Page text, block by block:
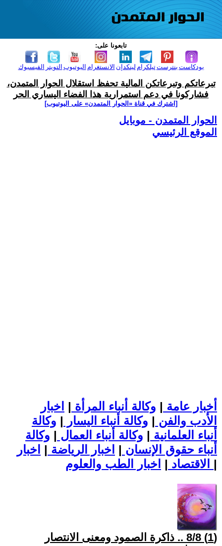
تابعونا على:
الفيسبوك التويتر اليوتيوب الانستغرام لينكدإن تيلكرامبنترست بودكاست
تبرعاتكم وتبرعاتكن المالية تحفظ استقلال الحوار المتمدن،
فشاركونا في دعم استمرارية هذا الفضاء اليساري الحر
[اشترك في قناة ‫«الحوار المتمدن» على اليوتيوب]
الحوار المتمدن - موبايل
الموقع الرئيسي
أخبار عامة | وكالة أنباء المرأة | اخبار
الأدب والفن | وكالة أنباء اليسار | وكالة
أنباء العلمانية | وكالة أنباء العمال | وكالة
أنباء حقوق الإنسان | اخبار الرياضة | اخبار
الاقتصاد | |
(1) 8/8 .. ذاكرة الصمود ومعنى الانتصار